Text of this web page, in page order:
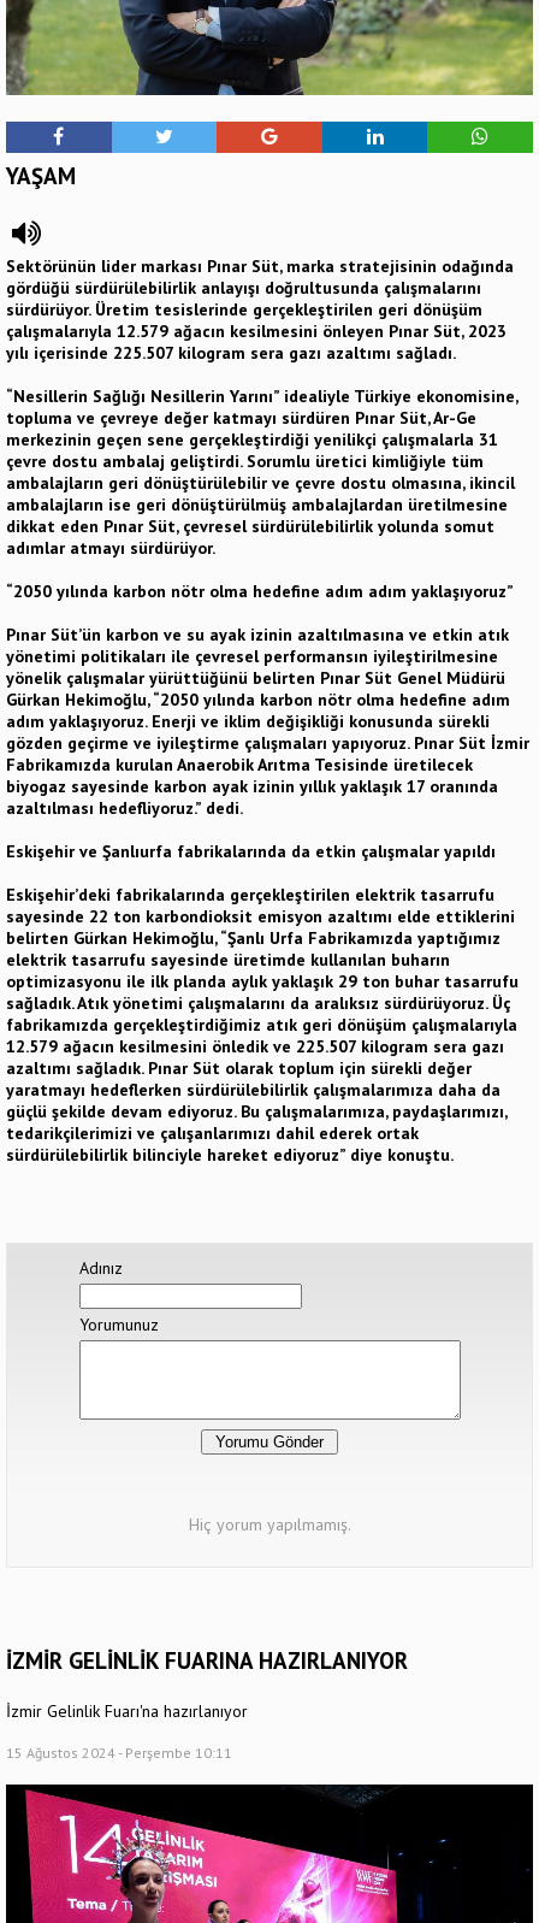
YAŞAM
Sektörünün lider markası Pınar Süt, marka stratejisinin odağında
gördüğü sürdürülebilirlik anlayışı doğrultusunda çalışmalarını
sürdürüyor. Üretim tesislerinde gerçekleştirilen geri dönüşüm
çalışmalarıyla 12.579 ağacın kesilmesini önleyen Pınar Süt, 2023
yılı içerisinde 225.507 kilogram sera gazı azaltımı sağladı.
“Nesillerin Sağlığı Nesillerin Yarını” idealiyle Türkiye ekonomisine,
topluma ve çevreye değer katmayı sürdüren Pınar Süt, Ar-Ge
merkezinin geçen sene gerçekleştirdiği yenilikçi çalışmalarla 31
çevre dostu ambalaj geliştirdi. Sorumlu üretici kimliğiyle tüm
ambalajların geri dönüştürülebilir ve çevre dostu olmasına, ikincil
ambalajların ise geri dönüştürülmüş ambalajlardan üretilmesine
dikkat eden Pınar Süt, çevresel sürdürülebilirlik yolunda somut
adımlar atmayı sürdürüyor.
“2050 yılında karbon nötr olma hedefine adım adım yaklaşıyoruz”
Pınar Süt’ün karbon ve su ayak izinin azaltılmasına ve etkin atık
yönetimi politikaları ile çevresel performansın iyileştirilmesine
yönelik çalışmalar yürüttüğünü belirten Pınar Süt Genel Müdürü
Gürkan Hekimoğlu, “2050 yılında karbon nötr olma hedefine adım
adım yaklaşıyoruz. Enerji ve iklim değişikliği konusunda sürekli
gözden geçirme ve iyileştirme çalışmaları yapıyoruz. Pınar Süt İzmir
Fabrikamızda kurulan Anaerobik Arıtma Tesisinde üretilecek
biyogaz sayesinde karbon ayak izinin yıllık yaklaşık 17 oranında
azaltılması hedefliyoruz.” dedi.
Eskişehir ve Şanlıurfa fabrikalarında da etkin çalışmalar yapıldı
Eskişehir’deki fabrikalarında gerçekleştirilen elektrik tasarrufu
sayesinde 22 ton karbondioksit emisyon azaltımı elde ettiklerini
belirten Gürkan Hekimoğlu, “Şanlı Urfa Fabrikamızda yaptığımız
elektrik tasarrufu sayesinde üretimde kullanılan buharın
optimizasyonu ile ilk planda aylık yaklaşık 29 ton buhar tasarrufu
sağladık. Atık yönetimi çalışmalarını da aralıksız sürdürüyoruz. Üç
fabrikamızda gerçekleştirdiğimiz atık geri dönüşüm çalışmalarıyla
12.579 ağacın kesilmesini önledik ve 225.507 kilogram sera gazı
azaltımı sağladık. Pınar Süt olarak toplum için sürekli değer
yaratmayı hedeflerken sürdürülebilirlik çalışmalarımıza daha da
güçlü şekilde devam ediyoruz. Bu çalışmalarımıza, paydaşlarımızı,
tedarikçilerimizi ve çalışanlarımızı dahil ederek ortak
sürdürülebilirlik bilinciyle hareket ediyoruz” diye konuştu.
Adınız
Yorumunuz
Hiç yorum yapılmamış.
İZMİR GELİNLİK FUARINA HAZIRLANIYOR
İzmir Gelinlik Fuarı'na hazırlanıyor
15 Ağustos 2024 - Perşembe 10:11